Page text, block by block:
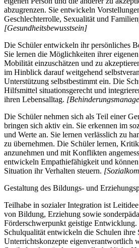
abzugrenzen. Sie entwickeln
Geschlechterrolle, Sexualität und
[Gesundheitsbewusstsein]
Die Schüler entwickeln ihr persönliches
Sie lernen die Möglichkeiten ihrer
Mobilität einzuschätzen und zu
im Hinblick darauf weitgehend
Unterstützung selbstbestimmt ein. Die
Hilfsmittel situationsgerecht und
ihren Lebensalltag.
Die Schüler nehmen sich als Teil einer
bringen sich aktiv ein. Sie erkennen im
und Werte an. Sie lernen verlässlich zu
zu übernehmen. Die Schüler lernen,
anzunehmen und mit Konflikten
entwickeln Empathiefähigkeit und
Situation ihr Verhalten steuern.
Gestaltung des Bildungs- und
Teilhabe in sozialer Integration ist
von Bildung, Erziehung sowie
Förderschwerpunkt geistige
Schulqualität entwickeln die Schulen ihre
Unterrichtskonzepte eigenverantwortlich